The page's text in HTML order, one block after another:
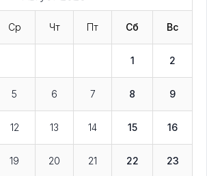
Ср Чт Пт Сб Вс
1 2
5 6 7 8 9
12 13 14 15 16
19 20 21 22 23